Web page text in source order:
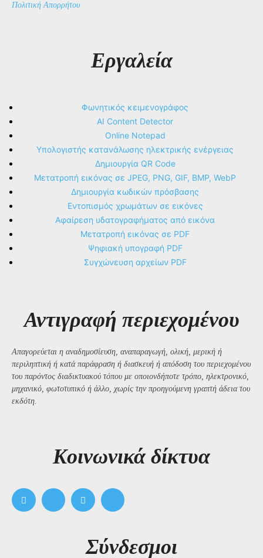
Πολιτική Απορρήτου
Εργαλεία
Φωνητικός κειμενογράφος
AI Content Detector
Online Notepad
Υπολογιστής κατανάλωσης ηλεκτρικής ενέργειας
Δημιουργία QR Code
Μετατροπή εικόνας σε JPEG, PNG, GIF, BMP, WebP
Δημιουργία κωδικών πρόσβασης
Εντοπισμός χρωμάτων σε εικόνες
Αφαίρεση υδατογραφήματος από εικόνα
Μετατροπή εικόνας σε PDF
Ψηφιακή υπογραφή PDF
Συγχώνευση αρχείων PDF
Αντιγραφή περιεχομένου
Απαγορεύεται η αναδημοσίευση, αναπαραγωγή, ολική, μερική ή
περιληπτική ή κατά παράφραση ή διασκευή ή απόδοση του περιεχομένου
του παρόντος διαδικτυακού τόπου με οποιονδήποτε τρόπο, ηλεκτρονικό,
μηχανικό, φωτοτυπικό ή άλλο, χωρίς την προηγούμενη γραπτή άδεια του
εκδότη.
Kοινωνικά δίκτυα
Σύνδεσμοι